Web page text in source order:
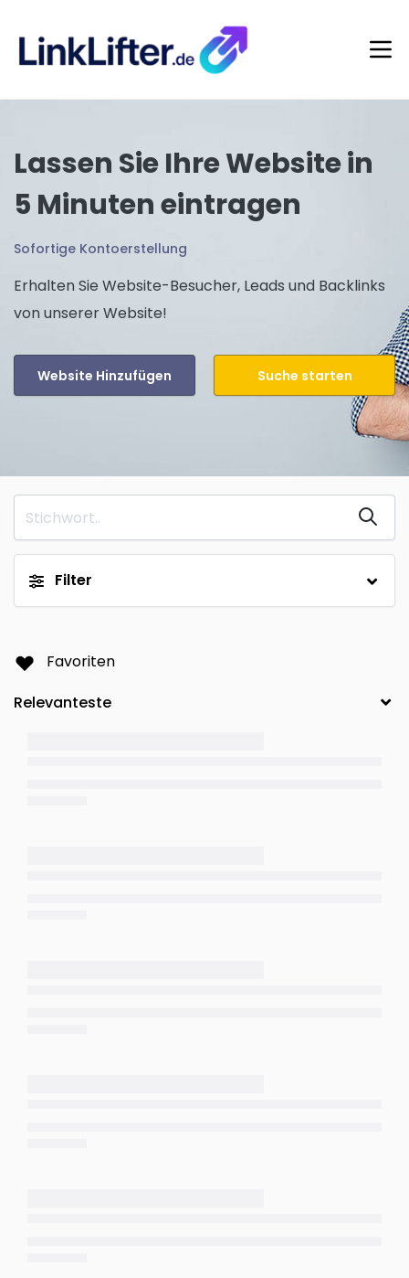
Lassen Sie Ihre Website in
5 Minuten eintragen
Sofortige Kontoerstellung
Erhalten Sie Website-Besucher, Leads und Backlinks
von unserer Website!
Website Hinzufügen Suche starten
Filter
Favoriten